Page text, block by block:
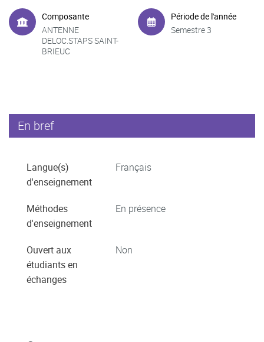
Composante
ANTENNE
DELOC.STAPS SAINT-
BRIEUC
Période de l'année
Semestre 3
En bref
Langue(s)
d'enseignement
Français
Méthodes
d'enseignement
En présence
Ouvert aux
étudiants en
échanges
Non